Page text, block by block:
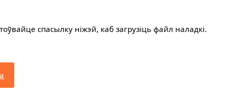
спасылку ніжэй, каб загрузіць файл наладкі.